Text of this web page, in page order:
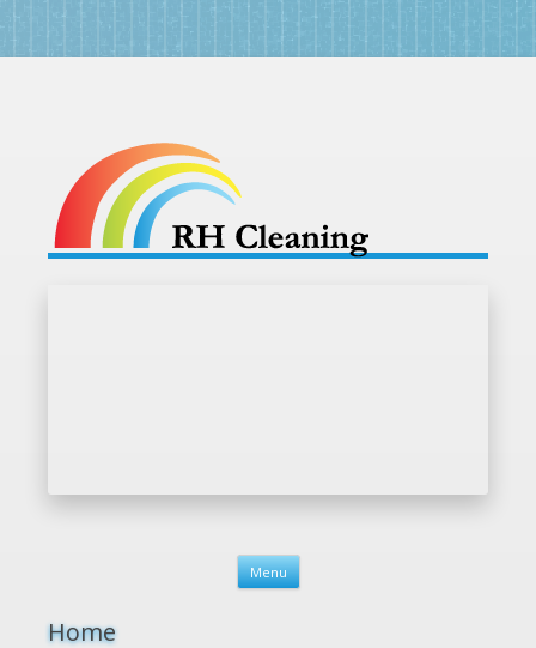
Menu Spring naar de inhoud
Home